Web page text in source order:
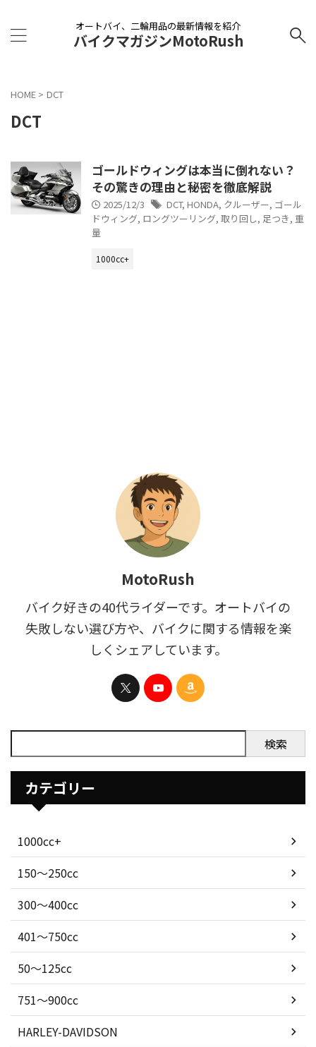
オートバイ、二輪用品の最新情報を紹介
バイクマガジンMotoRush
HOME > DCT
DCT
ゴールドウィングは本当に倒れない？
その驚きの理由と秘密を徹底解説
2025/12/3 DCT, HONDA, クルーザー, ゴール
ドウィング, ロングツーリング, 取り回し, 足つき, 重
量
1000cc+
MotoRush
バイク好きの40代ライダーです。オートバイの
失敗しない選び方や、バイクに関する情報を楽
しくシェアしています。
検索
カテゴリー
1000cc+
150〜250cc
300〜400cc
401〜750cc
50〜125cc
751〜900cc
HARLEY-DAVIDSON